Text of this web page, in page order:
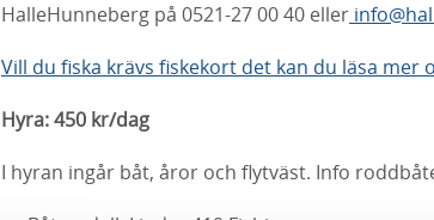
HalleHunneberg på 0521-27 00 40 eller
Vill du fiska krävs fiskekort det kan du läsa mer
Hyra: 450 kr/dag
I hyran ingår båt, åror och flytväst. Info